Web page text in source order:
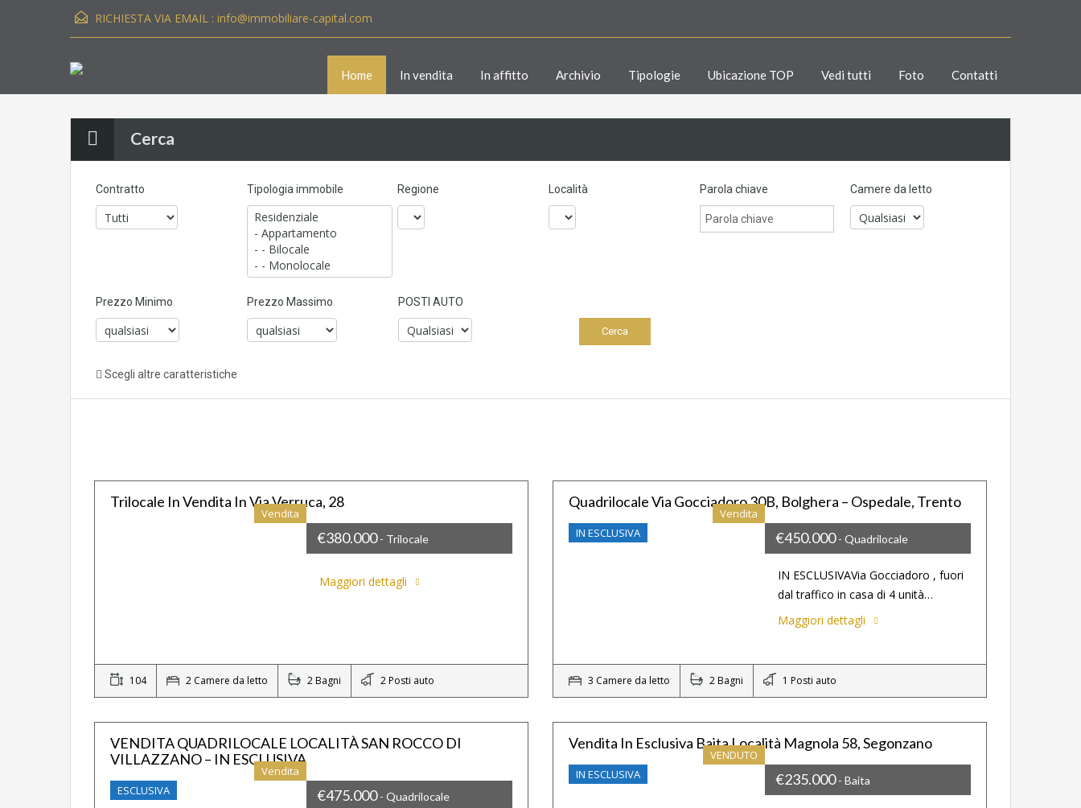
RICHIESTA VIA EMAIL : info@immobiliare-capital.com
Home In vendita In affitto Archivio Tipologie Ubicazione TOP Vedi tutti Foto Contatti
Cerca
Contratto Tipologia immobile Regione Località Parola chiave Camere da letto
Prezzo Minimo Prezzo Massimo POSTI AUTO
Scegli altre caratteristiche
Trilocale In Vendita In Via Verruca, 28
Vendita
€380.000- Trilocale
Maggiori dettagli
104 2 Camere da letto 2 Bagni 2 Posti auto
Quadrilocale Via Gocciadoro 30B, Bolghera – Ospedale, Trento
IN ESCLUSIVA
Vendita
€450.000- Quadrilocale
IN ESCLUSIVAVia Gocciadoro , fuori
dal traffico in casa di 4 unità…
Maggiori dettagli
3 Camere da letto 2 Bagni 1 Posti auto
VENDITA QUADRILOCALE LOCALITÀ SAN ROCCO DI
VILLAZZANO – IN ESCLUSIVA
ESCLUSIVA
Vendita
€475.000- Quadrilocale
Vendita In Esclusiva Baita Località Magnola 58, Segonzano
IN ESCLUSIVA
VENDUTO
€235.000- Baita